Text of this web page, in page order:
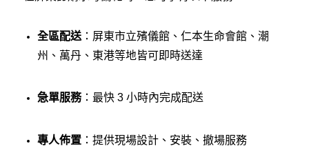
全區配送：屏東市立殯儀館、仁本生命會館、潮
州、萬丹、東港等地皆可即時送達
急單服務：最快 3 小時內完成配送
專人佈置：提供現場設計、安裝、撤場服務